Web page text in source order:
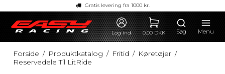
Gratis levering fra 1000 kr.
Log ind 0,00 DKK Søg Menu
Forside / Produktkatalog / Fritid / Køretøjer /
Reservedele Til LitRide